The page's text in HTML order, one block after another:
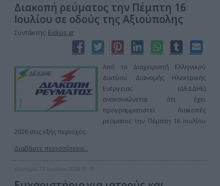
Διακοπή ρεύματος την Πέμπτη 16
Ιουλίου σε οδούς της Αξιούπολης
Συντάκτης: Eidisis.gr
Από το Διαχειριστή Ελληνικού
Δικτύου Διανομής Ηλεκτρικής
Ενέργειας (ΔΕΔΔΗΕ)
ανακοινώνεται ότι έχει
προγραμματιστεί διακοπές
ρεύματος την Πέμπτη 16 Ιουλίου
2026 στις εξής περιοχές:
Διαβάστε περισσότερα...
Δευτέρα, 13 Ιουλίου 2026 09:59